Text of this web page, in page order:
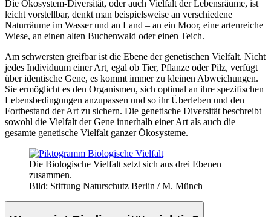
Die Ökosystem-Diversität, oder auch Vielfalt der Lebensräume, ist
leicht vorstellbar, denkt man beispielsweise an verschiedene
Naturräume im Wasser und an Land – an ein Moor, eine artenreiche
Wiese, an einen alten Buchenwald oder einen Teich.
Am schwersten greifbar ist die Ebene der genetischen Vielfalt. Nicht
jedes Individuum einer Art, egal ob Tier, Pflanze oder Pilz, verfügt
über identische Gene, es kommt immer zu kleinen Abweichungen.
Sie ermöglicht es den Organismen, sich optimal an ihre spezifischen
Lebensbedingungen anzupassen und so ihr Überleben und den
Fortbestand der Art zu sichern. Die genetische Diversität beschreibt
sowohl die Vielfalt der Gene innerhalb einer Art als auch die
gesamte genetische Vielfalt ganzer Ökosysteme.
Die Biologische Vielfalt setzt sich aus drei Ebenen
zusammen.
Bild: Stiftung Naturschutz Berlin / M. Münch